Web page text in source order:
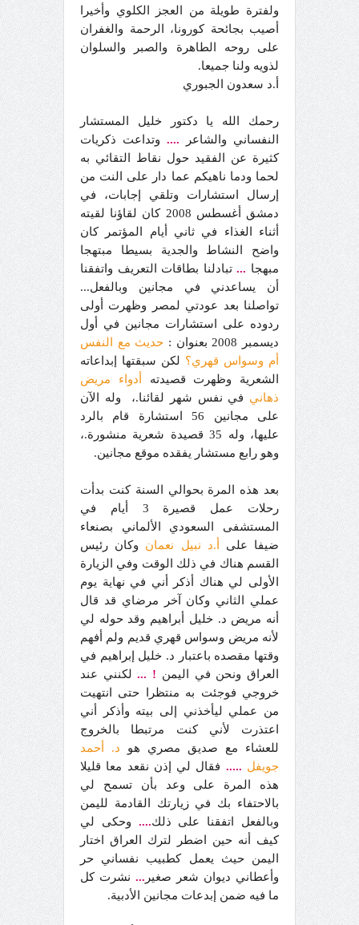
ولفترة طويلة من العجز الكلوي وأخيرا
أصيب بجائحة كورونا، الرحمة والغفران
على روحه الطاهرة والصبر والسلوان
لذويه ولنا جميعا.
أ.د سعدون الجبوري
رحمك الله يا دكتور خليل المستشار
النفساني والشاعر .... وتداعت ذكريات
كثيرة عن الفقيد حول نقاط التقائي به
لحما ودما ناهيكم عما دار على النت من
إرسال استشارات وتلقي إجابات، في
دمشق أغسطس 2008 كان لقاؤنا لقيته
أثناء الغذاء في ثاني أيام المؤتمر كان
واضح النشاط والجدية بسيطا مبتهجا
مبهجا ...تبادلنا بطاقات التعريف واتفقنا
أن يساعدني في مجانين وبالفعل...
تواصلنا بعد عودتي لمصر وظهرت أولى
ردوده على استشارات مجانين في أول
ديسمبر 2008 بعنوان :
حديث مع النفس
أم وسواس قهري؟ لكن سبقتها إبداعاته
الشعرية وظهرت قصيدته
أدواء مريض
ذهاني في نفس شهر لقائنا.، وله الآن
على مجانين 56 استشارة قام بالرد
عليها، وله 35 قصيدة شعرية منشورة.،
وهو رابع مستشار يفقده موقع مجانين.
بعد هذه المرة بحوالي السنة كنت بدأت
رحلات عمل قصيرة 3 أيام في
المستشفى السعودي الألماني بصنعاء
ضيفا على
أ.د نبيل نعمان وكان رئيس
القسم هناك في ذلك الوقت وفي الزيارة
الأولى لي هناك أذكر أني في نهاية يوم
عملي الثاني وكان آخر مرضاي قد قال
أنه مريض د. خليل أبراهيم وقد حوله لي
لأنه مريض وسواس قهري قديم ولم أفهم
وقتها مقصده باعتبار د. خليل إبراهيم في
العراق ونحن في اليمن !
...لكنني عند
خروجي فوجئت به منتظرا حتى انتهيت
من عملي ليأخذني إلى بيته وأذكر أني
اعتذرت لأني كنت مرتبطا بالخروج
للعشاء مع صديق مصري هو د. أحمد
جويفل ..... فقال لي إذن نقعد معا قليلا
هذه المرة على وعد بأن تسمح لي
بالاحتفاء بك في زيارتك القادمة لليمن
وبالفعل اتفقنا على ذلك.... وحكى لي
كيف أنه حين اضطر لترك العراق اختار
اليمن حيث يعمل كطبيب نفساني حر
وأعطاني ديوان شعر صغير ... نشرت كل
ما فيه ضمن إبدعات مجانين الأدبية.